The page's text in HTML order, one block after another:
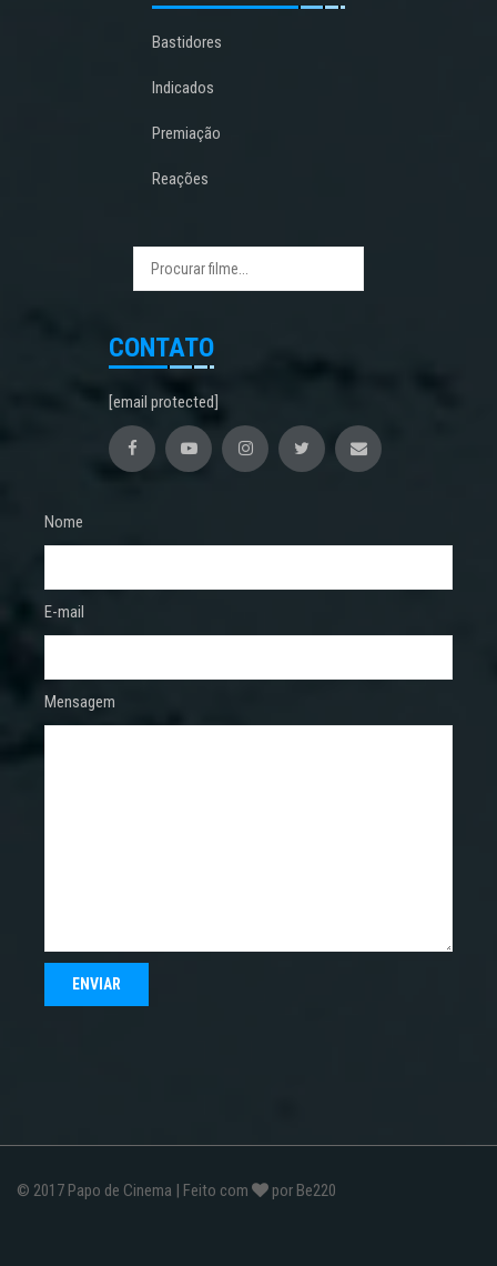
Bastidores
Indicados
Premiação
Reações
CONTATO
[email protected]
Nome
E-mail
Mensagem
© 2017 Papo de Cinema | Feito com por Be220